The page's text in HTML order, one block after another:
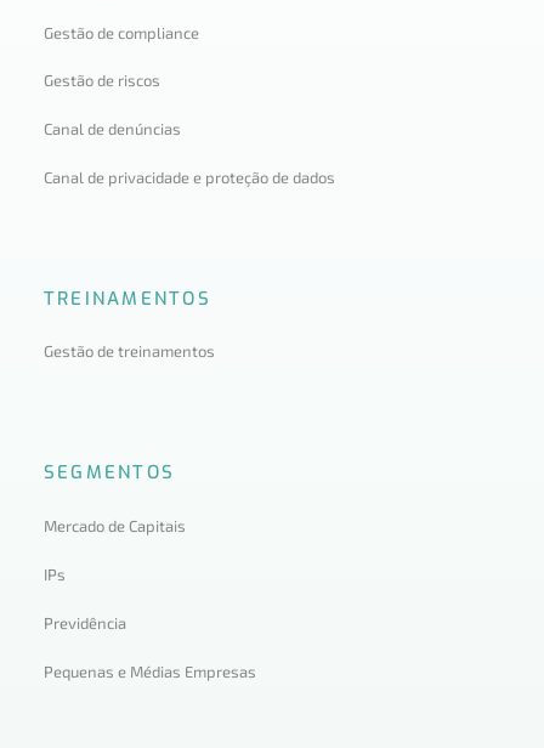
Gestão de compliance
Gestão de riscos
Canal de denúncias
Canal de privacidade e proteção de dados
TREINAMENTOS
Gestão de treinamentos
SEGMENTOS
Mercado de Capitais
IPs
Previdência
Pequenas e Médias Empresas